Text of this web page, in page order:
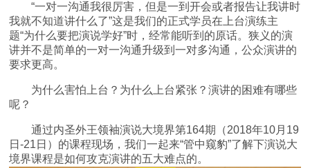
“一对一沟通我很厉害，但是一到开会或者报告让我讲时
我就不知道讲什么了”这是我们的正式学员在上台演练主
题“为什么要把演说学好”时，经常能听到的原话。狭义的演
讲并不是简单的一对一沟通升级到一对多沟通，公众演讲的
要求更高。
为什么害怕上台？为什么上台紧张？演讲的困难有哪些
呢？
通过内圣外王领袖演说大境界第164期（2018年10月19
日-21日）的课程现场，我们一起来“管中窥豹”了解下演说大
境界课程是如何攻克演讲的五大难点的。